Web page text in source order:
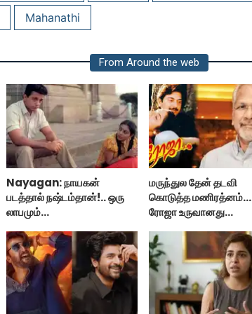
Mahanathi
From Around the web
Nayagan: நாயகன்
படத்தால் நஷ்டம்தான்!.. ஒரு
லாபமும்
பேட்டி..
மருந்துல தேன் தடவி
கொடுத்த மணிரத்னம்...
ரோஜா உருவானது